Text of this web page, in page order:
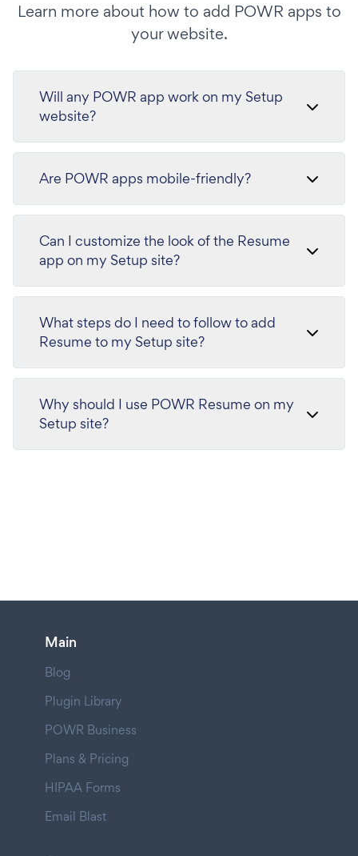
Learn more about how to add POWR apps to
your website.
Will any POWR app work on my Setup
website?
Are POWR apps mobile-friendly?
Can I customize the look of the Resume
app on my Setup site?
What steps do I need to follow to add
Resume to my Setup site?
Why should I use POWR Resume on my
Setup site?
Main
Blog
Plugin Library
POWR Business
Plans & Pricing
HIPAA Forms
Email Blast